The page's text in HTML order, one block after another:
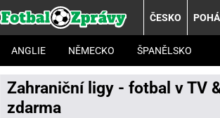
ČESKO
ANGLIE NĚMECKO ŠPANĚLSKO
Zahraniční ligy - fotbal v TV
zdarma